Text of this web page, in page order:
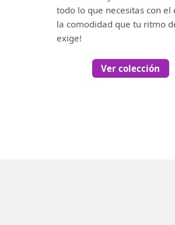
todo lo que necesitas con el
la comodidad que tu ritmo
exige!
Ver colección